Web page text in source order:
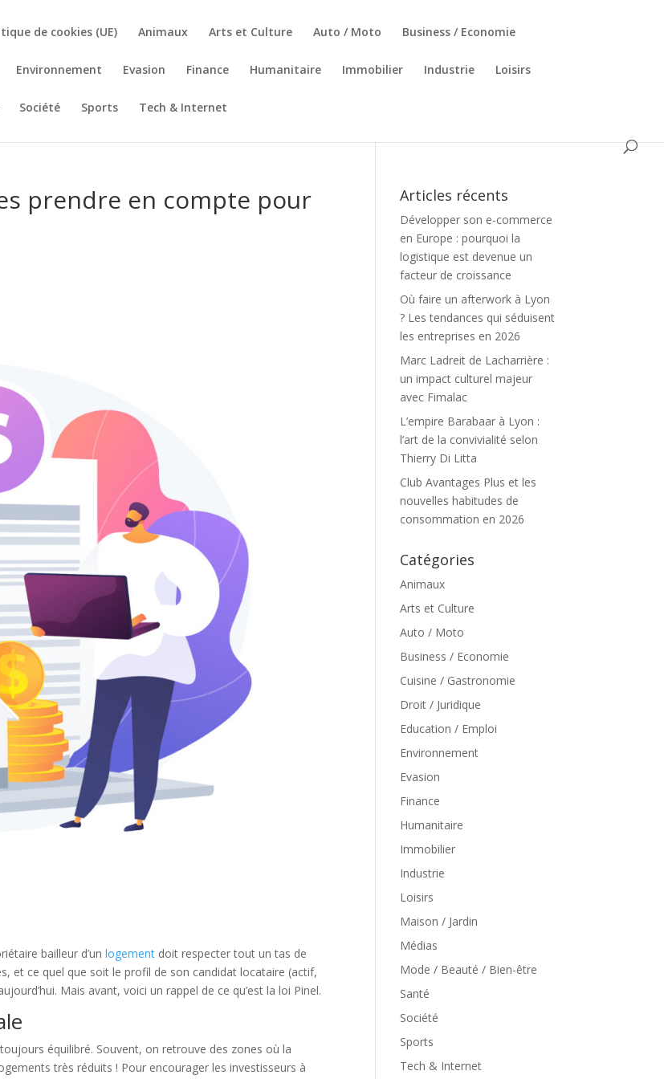
de cookies (UE) Animaux Arts et Culture Auto / Moto Business / Economie
Environnement Evasion Finance Humanitaire Immobilier Industrie Loisirs
Société Sports Tech & Internet
prendre en compte pour
bailleur d’unlogement doit respecter tout un tas de
et ce quel que soit le profil de son candidat locataire (actif,
Mais avant, voici un rappel de ce qu’est la loi Pinel.
toujours équilibré. Souvent, on retrouve des zones où la
très réduits ! Pour encourager les investisseurs à
Articles récents
Développer son e-commerce
en Europe : pourquoi la
logistique est devenue un
facteur de croissance
Où faire un afterwork à Lyon
? Les tendances qui séduisent
les entreprises en 2026
Marc Ladreit de Lacharrière :
un impact culturel majeur
avec Fimalac
L’empire Barabaar à Lyon :
l’art de la convivialité selon
Thierry Di Litta
Club Avantages Plus et les
nouvelles habitudes de
consommation en 2026
Catégories
Animaux
Arts et Culture
Auto / Moto
Business / Economie
Cuisine / Gastronomie
Droit / Juridique
Education / Emploi
Environnement
Evasion
Finance
Humanitaire
Immobilier
Industrie
Loisirs
Maison / Jardin
Médias
Mode / Beauté / Bien-être
Santé
Société
Sports
Tech & Internet